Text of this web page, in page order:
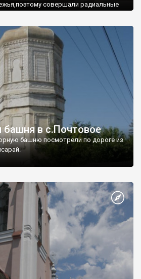
совершали радиальные
башня в с.Почтовое
башню посмотрели по дороге из